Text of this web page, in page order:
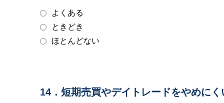
よくある
ときどき
ほとんどない
14．短期売買やデイトレードをやめに